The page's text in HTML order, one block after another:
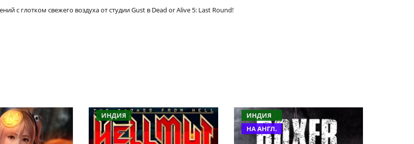
с глотком свежего воздуха от студии Gust в Dead or Alive 5: Last Round!
ИНДИЯ
ИНДИЯ
НА АНГЛ.